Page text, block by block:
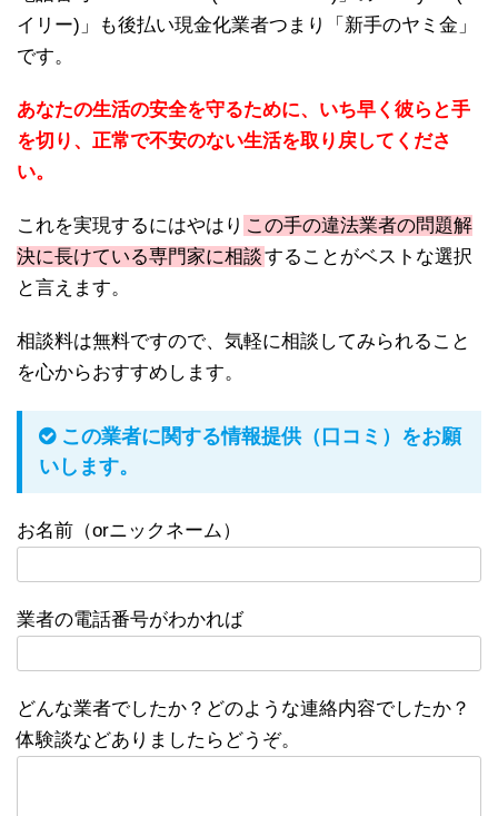
イリー)」も後払い現金化業者つまり「新手のヤミ金」
です。
あなたの生活の安全を守るために、いち早く彼らと手
を切り、正常で不安のない生活を取り戻してくださ
い。
これを実現するにはやはり この手の違法業者の問題解
決に長けている専門家に相談することがベストな選択
と言えます。
相談料は無料ですので、気軽に相談してみられること
を心からおすすめします。
この業者に関する情報提供（口コミ）をお願
いします。
お名前（orニックネーム）
業者の電話番号がわかれば
どんな業者でしたか？どのような連絡内容でしたか？
体験談などありましたらどうぞ。